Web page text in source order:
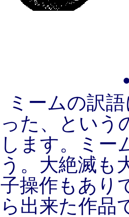
ミームの訳
った、という
します。ミー
う。大絶滅も
子操作もあ
ら出来た作品